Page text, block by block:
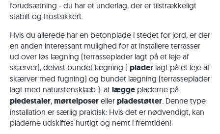
forudsætning - du har et underlag, der er tilstrækkeligt
stabilt og frostsikkert.
Hvis du allerede har en betonplade i stedet for jord, er der
en anden interessant mulighed for at installere terrasser
ud over løs lægning (terrasseplader lagt på et leje af
skærver), delvist bundet lægning ( plader lagt på et leje af
skærver med fugning) og bundet lægning (terrasseplader
lagt med naturstensklæb ): at lægge pladerne på
piedestaler, mørtelposer eller pladestøtter. Denne type
installation er særlig praktisk: Hvis det er nødvendigt, kan
pladerne udskiftes hurtigt og nemt i fremtiden!